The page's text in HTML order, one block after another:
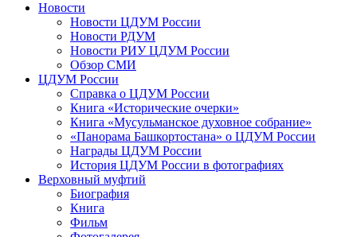
Новости
Новости ЦДУМ России
Новости РДУМ
Новости РИУ ЦДУМ России
Обзор СМИ
ЦДУМ России
Справка о ЦДУМ России
Книга «Исторические очерки»
Книга «Мусульманское духовное собрание»
«Панорама Башкортостана» о ЦДУМ России
Награды ЦДУМ России
История ЦДУМ России в фотографиях
Верховный муфтий
Биография
Книга
Фильм